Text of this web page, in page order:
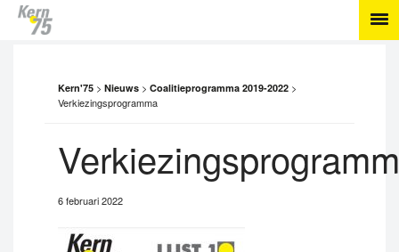
Kern'75 > Nieuws > Coalitieprogramma 2019-2022 >
Verkiezingsprogramma
6 februari 2022